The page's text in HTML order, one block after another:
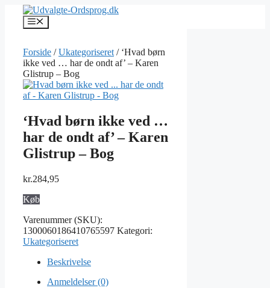
indhold
Menu
Forside /Ukategoriseret / ‘Hvad børn
ikke ved … har de ondt af’ – Karen
Glistrup – Bog
‘Hvad børn ikke ved …
har de ondt af’ – Karen
Glistrup – Bog
kr.284,95
Køb
Varenummer (SKU):
1300060186410765597 Kategori:
Ukategoriseret
Beskrivelse
Anmeldelser (0)